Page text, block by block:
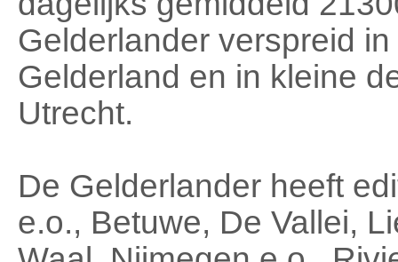
Gelderlander verspreid
Gelderland en in kleine
Utrecht.
De Gelderlander heeft
e.o., Betuwe, De Vallei,